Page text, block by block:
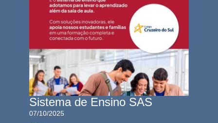
Sistema de Ensino SAS
07/10/2025